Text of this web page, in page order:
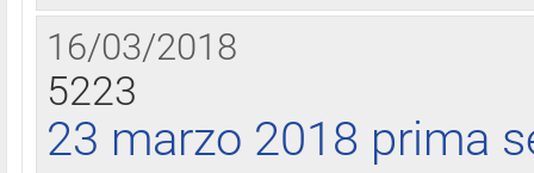
16/03/2018
5223
23 marzo 2018 prima